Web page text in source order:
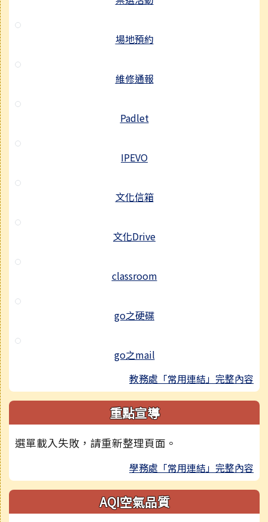
場地預約
維修通報
Padlet
IPEVO
文化信箱
文化Drive
classroom
go之硬碟
go之mail
教務處「常用連結」完整內容
重點宣導
選單載入失敗，請重新整理頁面。
學務處「常用連結」完整內容
AQI空氣品質